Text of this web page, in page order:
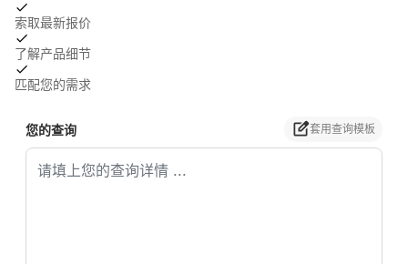
索取最新报价
了解产品细节
匹配您的需求
您的查询 套用查询模板